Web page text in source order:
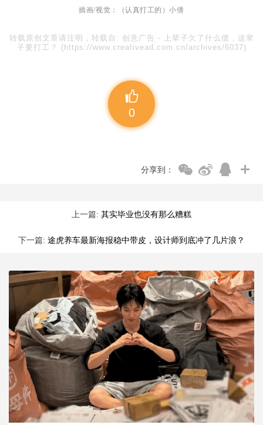
插画/视觉： （认真打工的）小倩
转载原创文章请注明，转载自: 创意广告 -
上辈子欠了什么债，这辈
子要打工？ (https://www.creativead.com.cn/archives/6037)
0
分享到：
上一篇: 其实毕业也没有那么糟糕
下一篇: 途虎养车最新海报稳中带皮，设计师到底冲了几片浪？